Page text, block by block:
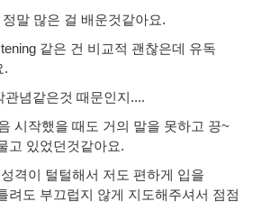
말 많은 걸 배운것같아요.
같은 건 비교적 괜찮은데 유독
.
념같은것 때문인지....
시작했을 때도 거의 말을 못하고 끙~
고 있었던것같아요.
격이 털털해서 저도 편하게 입을
려도 부끄럽지 않게 지도해주셔서 점점